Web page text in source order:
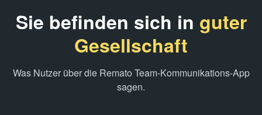
Sie befinden sich in guter
Gesellschaft
Was Nutzer über die Remato Team-Kommunikations-App
sagen.